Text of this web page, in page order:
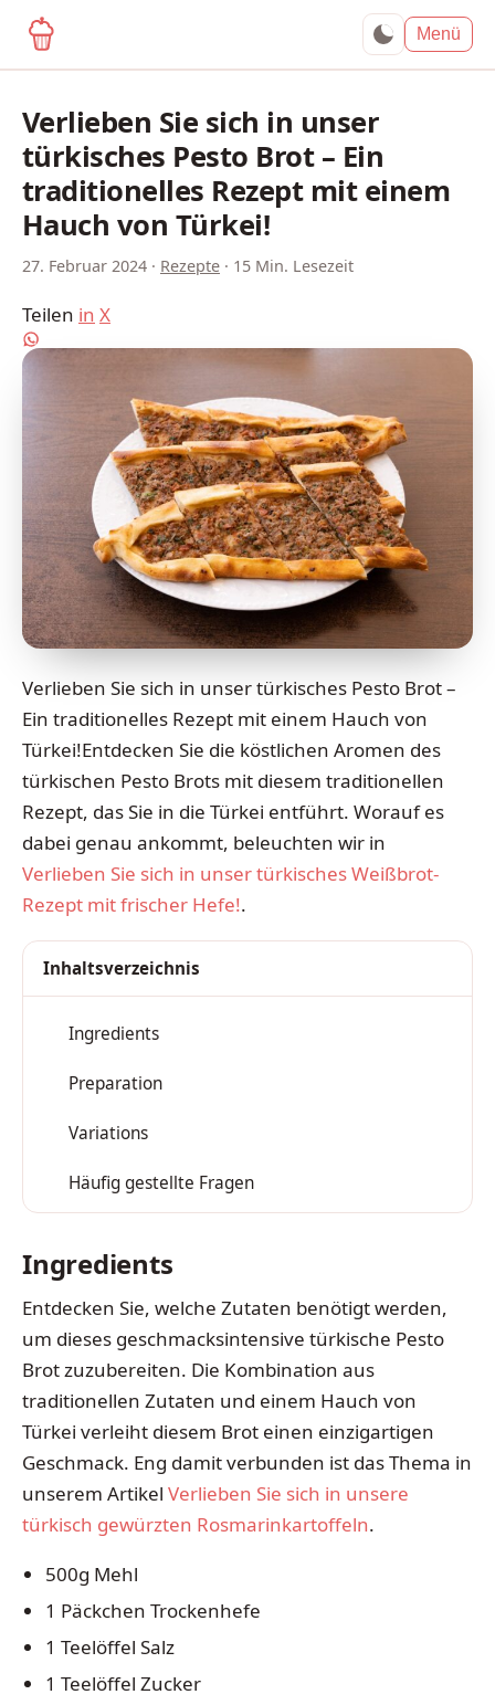
Menü
Verlieben Sie sich in unser
türkisches Pesto Brot – Ein
traditionelles Rezept mit einem
Hauch von Türkei!
27. Februar 2024 · Rezepte · 15 Min. Lesezeit
Teilen in X
Verlieben Sie sich in unser türkisches Pesto Brot –
Ein traditionelles Rezept mit einem Hauch von
Türkei!Entdecken Sie die köstlichen Aromen des
türkischen Pesto Brots mit diesem traditionellen
Rezept, das Sie in die Türkei entführt. Worauf es
dabei genau ankommt, beleuchten wir in
Verlieben Sie sich in unser türkisches Weißbrot-
Rezept mit frischer Hefe!.
Inhaltsverzeichnis
Ingredients
Preparation
Variations
Häufig gestellte Fragen
Ingredients
Entdecken Sie, welche Zutaten benötigt werden,
um dieses geschmacksintensive türkische Pesto
Brot zuzubereiten. Die Kombination aus
traditionellen Zutaten und einem Hauch von
Türkei verleiht diesem Brot einen einzigartigen
Geschmack. Eng damit verbunden ist das Thema in
unserem Artikel Verlieben Sie sich in unsere
türkisch gewürzten Rosmarinkartoffeln.
500g Mehl
1 Päckchen Trockenhefe
1 Teelöffel Salz
1 Teelöffel Zucker